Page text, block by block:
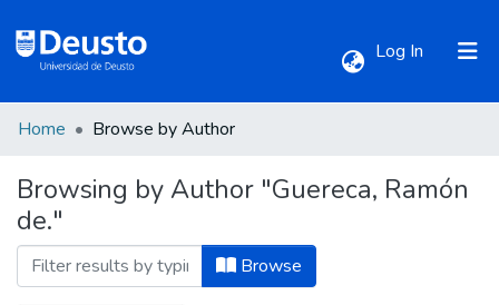
Log In (current)
All of DSpace
Home Browse by Author
Browsing by Author "Guereca, Ramón
de."
Browse